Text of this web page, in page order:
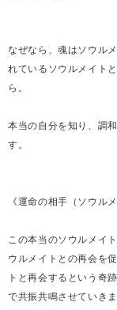
なぜなら、魂はソウル
れているソウルメイト
ら。
本当の自分を知り、調
す。
《運命の相手（ソウル
この本当のソウルメイ
ウルメイトとの再会を
トと再会するという奇
で共振共鳴させていきま